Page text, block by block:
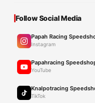
Follow Social Media
Papah Racing
Instagram
Papahracing
YouTube
Knalpotracing
TikTok